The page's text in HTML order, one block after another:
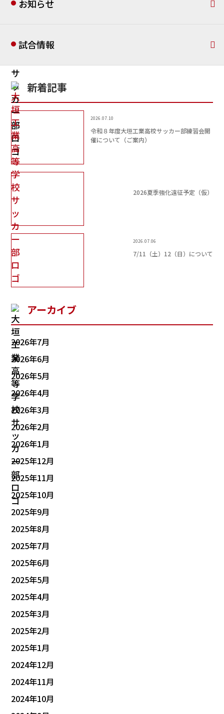
お知らせ
試合情報
新着記事
2026.07.10
令和８年度大垣工業高校サッカー部練習会開
催について（ご案内）
2026夏季強化遠征予定（仮）
2026.07.06
7/11（土）12（日）について
アーカイブ
2026年7月
2026年6月
2026年5月
2026年4月
2026年3月
2026年2月
2026年1月
2025年12月
2025年11月
2025年10月
2025年9月
2025年8月
2025年7月
2025年6月
2025年5月
2025年4月
2025年3月
2025年2月
2025年1月
2024年12月
2024年11月
2024年10月